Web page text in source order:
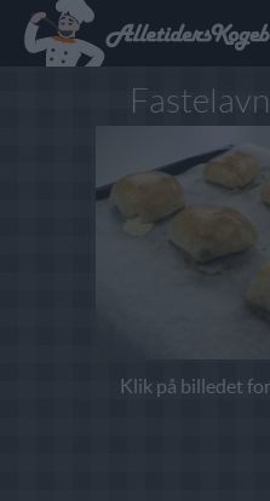
Klik på billedet